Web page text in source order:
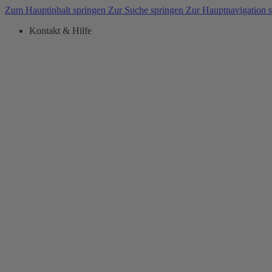
Zum Hauptinhalt springen Zur Suche springen Zur Hauptnavigation
Kontakt & Hilfe